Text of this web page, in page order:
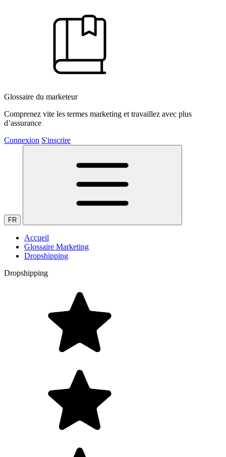
Glossaire du marketeur
Comprenez vite les termes marketing et travaillez avec plus
d’assurance
Connexion S'inscrire
FR
Accueil
Glossaire Marketing
Dropshipping
Dropshipping